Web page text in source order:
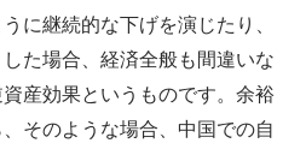
に継続的な下げを演じたり、
た場合、経済全般も間違いな
産効果というものです。余裕
そのような場合、中国での自